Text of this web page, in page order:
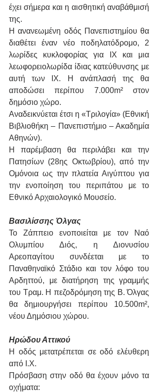
έχει σήμερα και η αισθητική αναβάθμισή
της.
Η ανανεωμένη οδός Πανεπιστημίου θα
διαθέτει έναν νέο ποδηλατόδρομο, 2
λωρίδες κυκλοφορίας για ΙΧ και μια
λεωφορειολωρίδα ίδιας κατεύθυνσης με
αυτή των ΙΧ. Η ανάπλασή της θα
αποδώσει περίπου 7.000m² στον
δημόσιο χώρο.
Αναδεικνύεται έτσι η «Τριλογία» (Εθνική
Βιβλιοθήκη – Πανεπιστήμιο – Ακαδημία
Αθηνών).
Η παρέμβαση θα περιλάβει και την
Πατησίων (28ης Οκτωβρίου), από την
Ομόνοια ως την πλατεία Αιγύπτου για
την ενοποίηση του περιπάτου με το
Εθνικό Αρχαιολογικό Μουσείο.
Βασιλίσσης Όλγας
Το Ζάππειο ενοποιείται με τον Ναό
Ολυμπίου Διός, η Διονυσίου
Αρεοπαγίτου συνδέεται με το
Παναθηναϊκό Στάδιο και τον λόφο του
Αρδηττού, με διατήρηση της γραμμής
του Τραμ. Η πεζοδρόμηση της Β. Όλγας
θα δημιουργήσει περίπου 10.500m²,
νέου Δημόσιου χώρου.
Ηρώδου Αττικού
Η οδός μετατρέπεται σε οδό ελέυθερη
από Ι.Χ.
Πρόσβαση στην οδό θα έχουν μόνο τα
οχήματα: